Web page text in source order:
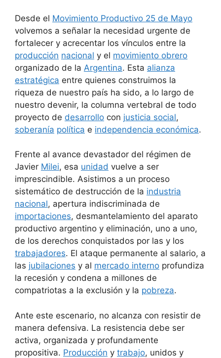
Desde el Movimiento Productivo 25 de Mayo
volvemos a señalar la necesidad urgente de
fortalecer y acrecentar los vínculos entre la
producción nacional y el movimiento obrero
organizado de la Argentina. Esta alianza
estratégica entre quienes construimos la
riqueza de nuestro país ha sido, a lo largo de
nuestro devenir, la columna vertebral de todo
proyecto de desarrollo con justicia social,
soberanía política e independencia económica.
Frente al avance devastador del régimen de
Javier Milei, esa unidad vuelve a ser
imprescindible. Asistimos a un proceso
sistemático de destrucción de la industria
nacional, apertura indiscriminada de
importaciones, desmantelamiento del aparato
productivo argentino y eliminación, uno a uno,
de los derechos conquistados por las y los
trabajadores. El ataque permanente al salario, a
las jubilaciones y al mercado interno profundiza
la recesión y condena a millones de
compatriotas a la exclusión y la pobreza.
Ante este escenario, no alcanza con resistir de
manera defensiva. La resistencia debe ser
activa, organizada y profundamente
propositiva. Producción y trabajo, unidos y